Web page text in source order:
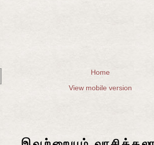
Home
View mobile version